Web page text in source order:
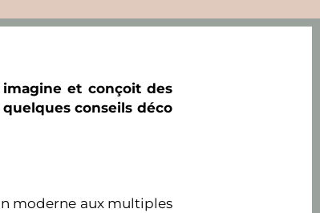
et conçoit des
conseils déco
moderne aux multiples